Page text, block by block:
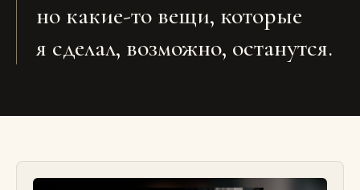
но какие-то вещи, которые
я сделал, возможно, останутся.